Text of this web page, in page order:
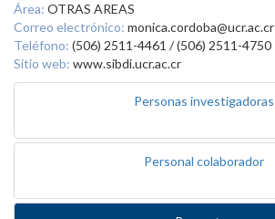
Área: OTRAS AREAS
Correo electrónico: monica.cordoba@ucr.ac.cr
Teléfono: (506) 2511-4461 / (506) 2511-4750
Sitio web: www.sibdi.ucr.ac.cr
Personas investigadoras
Personal colaborador